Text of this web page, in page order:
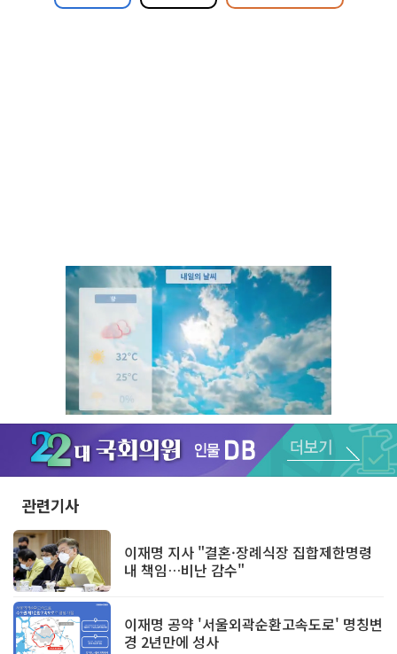
Unmute
관련기사
이재명 지사 "결혼·장례식장 집합제한명령
내 책임…비난 감수"
이재명 공약 '서울외곽순환고속도로' 명칭변
경 2년만에 성사